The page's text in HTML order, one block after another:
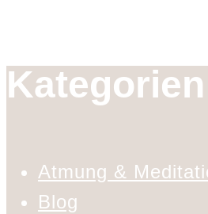
Kategorien
Atmung &
Blog